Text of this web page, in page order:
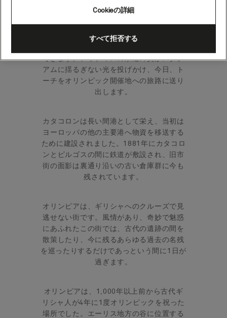
オリンピックの生誕地オリンピアでは、古
代の栄光が待つ3,000年前にタイムトリッ
プ。かつて2万人の観客が競技選手を見守っ
できます。アッティスの永遠の炎がスタジ
アムに揺るぎない光を投げかけ、今日、ト
ーチをオリンピック開催地への旅路に送り
出します。
カタコロンは長い間港として栄え、当初は
ヨーロッパの他の主要港へ物資を移送する
ために建設されました。1881年にカタコロ
ンとピルゴスの間に鉄道が敷設され、旧市
街の面影は裏通り沿いの古い倉庫群に今も
残されています。
オリンピアは、ギリシャへのクルーズで見
逃せない街です。風情があり、奇妙で魅惑
にあふれたこの街では、古代の遺跡の間を
散策したり、今に残るあらゆる過去の名残
を巡ったりするだけであっという間に1日が
過ぎます。
オリンピアは、1,000年以上前から古代ギ
リシャ人が4年に1度オリンピックを祝った
場所でした。エーリス地方の谷に位置する
Cookieの詳細
すべて拒否する